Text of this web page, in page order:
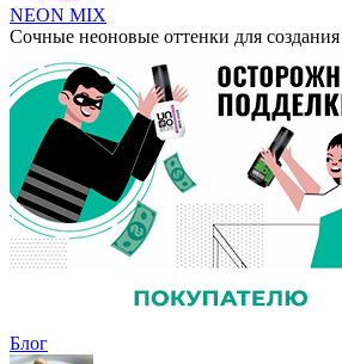
NEON MIX
Сочные неоновые оттенки для создания
Блог